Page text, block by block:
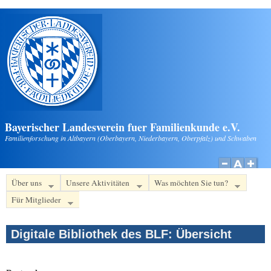
Direkt zum Inhalt
Bayerischer Landesverein fuer Familienkunde e.V.
Familienforschung in Altbayern (Oberbayern, Niederbayern, Oberpfalz) und Schwaben
Über uns Unsere Aktivitäten
Was möchten Sie tun?
Für Mitglieder
Digitale Bibliothek des BLF: Übersicht